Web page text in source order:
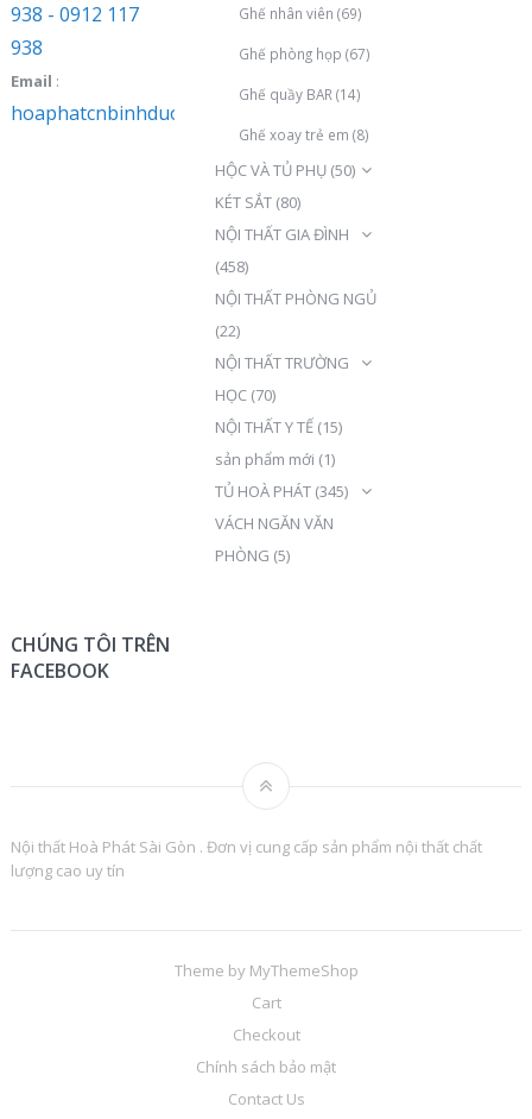
938 - 0912 117
938
Email :
hoaphatcnbinhduong@gmail.com
Ghế nhân viên (69)
Ghế phòng họp (67)
Ghế quầy BAR (14)
Ghế xoay trẻ em (8)
HỘC VÀ TỦ PHỤ (50)
KÉT SẮT (80)
NỘI THẤT GIA ĐÌNH
(458)
NỘI THẤT PHÒNG NGỦ
(22)
NỘI THẤT TRƯỜNG
HỌC (70)
NỘI THẤT Y TẾ (15)
sản phẩm mới (1)
TỦ HOÀ PHÁT (345)
VÁCH NGĂN VĂN
PHÒNG (5)
CHÚNG TÔI TRÊN
FACEBOOK
Nội thất Hoà Phát Sài Gòn . Đơn vị cung cấp sản phẩm nội thất chất
lượng cao uy tín
Theme by MyThemeShop
Cart
Checkout
Chính sách bảo mật
Contact Us